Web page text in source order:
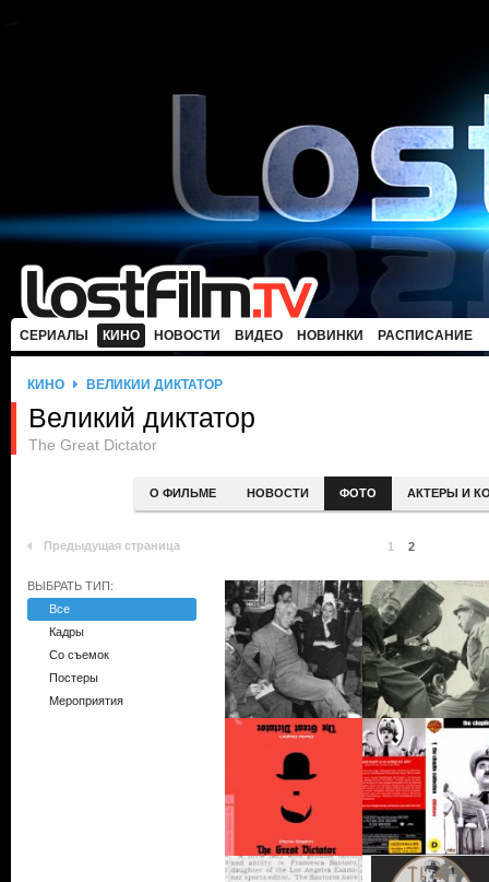
СЕРИАЛЫ КИНО НОВОСТИ ВИДЕО НОВИНКИ РАСПИСАНИЕ
КИНО ВЕЛИКИЙ ДИКТАТОР
Великий диктатор
The Great Dictator
О ФИЛЬМЕ НОВОСТИ ФОТО АКТЕРЫ И
Предыдущая страница 1 2
ВЫБРАТЬ ТИП:
Все
Кадры
Со съемок
Постеры
Мероприятия